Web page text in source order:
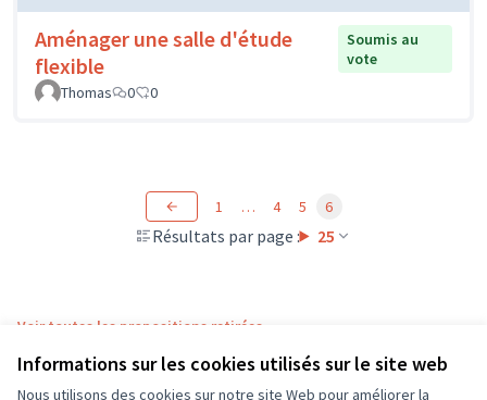
Informations sur les cookies utilisés sur le site web
Nous utilisons des cookies sur notre site Web pour améliorer la
Aménager une salle d'étude
flexible
Soumis au
vote
Thomas
0 0
Résultats par page : 25
1 … 4 5 6
Voir toutes les propositions retirées